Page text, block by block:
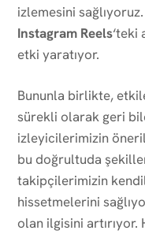
izlemesini sağlıyoruz.
Instagram Reels‘teki
etki yaratıyor.
Bununla birlikte,
sürekli olarak geri
izleyicilerimizin
bu doğrultuda
takipçilerimizin
hissetmelerini
olan ilgisini